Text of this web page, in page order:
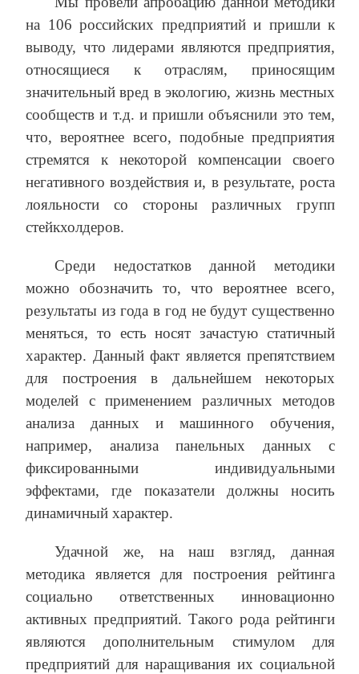
на 106 российских предприятий и пришли к
выводу, что лидерами являются предприятия,
относящиеся к отраслям, приносящим
значительный вред в экологию, жизнь местных
сообществ и т.д. и пришли объяснили это тем,
что, вероятнее всего, подобные предприятия
стремятся к некоторой компенсации своего
негативного воздействия и, в результате, роста
лояльности со стороны различных групп
стейкхолдеров.
Среди недостатков данной методики
можно обозначить то, что вероятнее всего,
результаты из года в год не будут существенно
меняться, то есть носят зачастую статичный
характер. Данный факт является препятствием
для построения в дальнейшем некоторых
моделей с применением различных методов
анализа данных и машинного обучения,
например, анализа панельных данных с
фиксированными индивидуальными
эффектами, где показатели должны носить
динамичный характер.
Удачной же, на наш взгляд, данная
методика является для построения рейтинга
социально ответственных инновационно
активных предприятий. Такого рода рейтинги
являются дополнительным стимулом для
предприятий для наращивания их социальной